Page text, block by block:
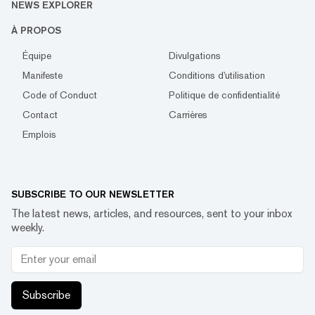
NEWS EXPLORER
À PROPOS
Équipe
Divulgations
Manifeste
Conditions d'utilisation
Code of Conduct
Politique de confidentialité
Contact
Carrières
Emplois
SUBSCRIBE TO OUR NEWSLETTER
The latest news, articles, and resources, sent to your inbox
weekly.
Subscribe